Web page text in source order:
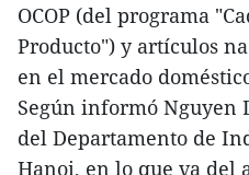
OCOP (del programa
Producto") y artículos
en el mercado
Según informó Nguyen
del Departamento de
Hanoi, en lo que va del